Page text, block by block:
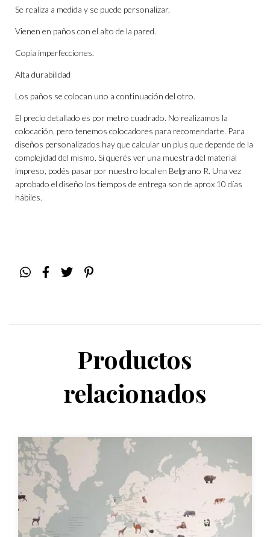
Se realiza a medida y se puede personalizar.
Vienen en paños con el alto de la pared.
Copia imperfecciones.
Alta durabilidad
Los paños se colocan uno a continuación del otro.
El precio detallado es por metro cuadrado. No realizamos la
colocación, pero tenemos colocadores para recomendarte. Para
diseños personalizados hay que calcular un plus que depende de la
complejidad del mismo. Si querés ver una muestra del material
impreso, podés pasar por nuestro local en Belgrano R. Una vez
aprobado el diseño los tiempos de entrega son de aprox 10 días
hábiles.
Productos
relacionados